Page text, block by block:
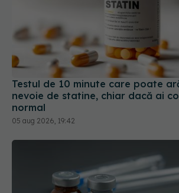
Testul de 10 minute care poate
nevoie de statine, chiar dacă ai
normal
05 aug 2026, 19:42